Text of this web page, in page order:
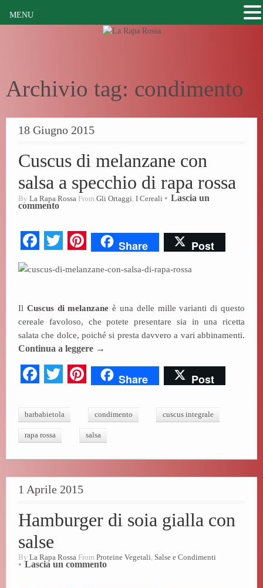
Archivio tag: condimento
18 Giugno 2015
Cuscus di melanzane con
salsa a specchio di rapa rossa
By La Rapa Rossa From Gli Ortaggi, I Cereali Lascia un
commento
Fa
bo
T
tte
Pi
er
t
Share Post
Il Cuscus di melanzane è una delle mille varianti di questo
cereale favoloso, che potete presentare sia in una ricetta
salata che dolce, poiché si presta davvero a vari abbinamenti.
Continua a leggere →
Fa
bo
ok
T
tte
Pi
er
es
t
Share Post
barbabietola condimento cuscus integrale
rapa rossa salsa
1 Aprile 2015
Hamburger di soia gialla con
salse
By La Rapa Rossa From Proteine Vegetali, Salse e Condimenti
Lascia un commento
MENU